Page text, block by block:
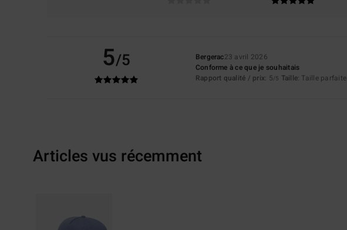
5/5 Bergerac23 avril 2026
Conforme à ce que je souhaitais
Rapport qualité / prix: 5/5 Taille: Taille parfaite
Articles vus récemment